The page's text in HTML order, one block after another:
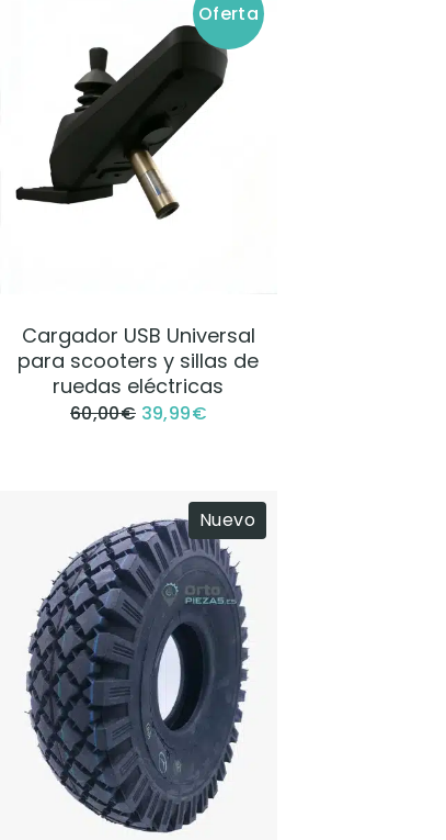
Oferta
VER PRODUCTO
Cargador USB Universal
para scooters y sillas de
ruedas eléctricas
60,00€ 39,99€
Nuevo